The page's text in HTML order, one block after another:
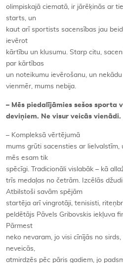
olimpiskajā ciematā, ir jārēķinās ar
starts, un
kaut arī sportists sacensības jau
ievērot
kārtību un klusumu. Starp citu,
par kārtības
un noteikumu ievērošanu, un
vienmēr, mums nebija.
– Mēs piedalījāmies sešos sporta
deviņiem. Ne visur veicās
– Kompleksā vērtējumā
mums grūti sacensties ar lielvalstīm,
mēs esam tik
spēcīgi. Tradicionāli vislabāk – kā
trīs medaļas no četrām. Izcēlās
Atbilstoši savām spējām
startēja arī vingrotāji, tenisisti,
peldētājs Pāvels Gribovskis iekļuva
Pārmest
neko nevaram, jo visi cīnījās no
neveicās,
atmirdzēs pēc pāris gadiem, jo